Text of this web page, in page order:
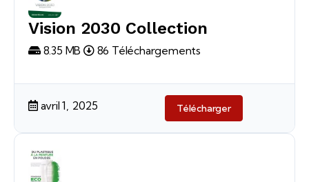
Vision 2030 Collection
8.35 MB 86 Téléchargements
avril 1, 2025 Télécharger